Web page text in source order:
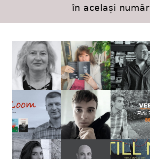
în același număr